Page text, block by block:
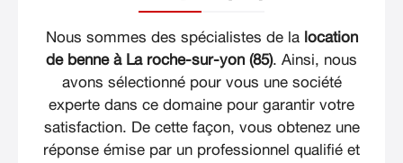
Nous sommes des spécialistes de la location
de benne à La roche-sur-yon (85). Ainsi, nous
avons sélectionné pour vous une société
experte dans ce domaine pour garantir votre
satisfaction. De cette façon, vous obtenez une
réponse émise par un professionnel qualifié et